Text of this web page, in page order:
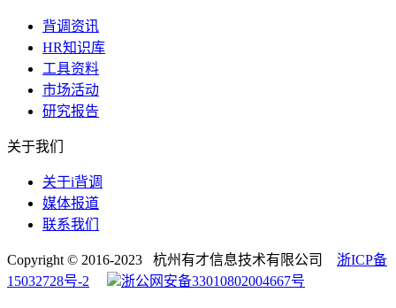
背调资讯
HR知识库
工具资料
市场活动
研究报告
关于我们
关于i背调
媒体报道
联系我们
Copyright © 2016-2023 杭州有才信息技术有限公司 浙ICP备
15032728号-2
浙公网安备33010802004667号